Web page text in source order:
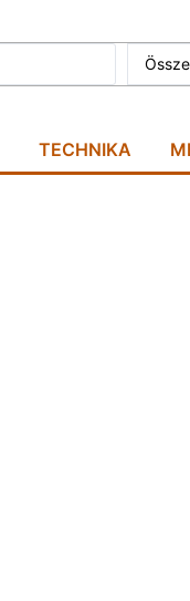
TECHNIKA